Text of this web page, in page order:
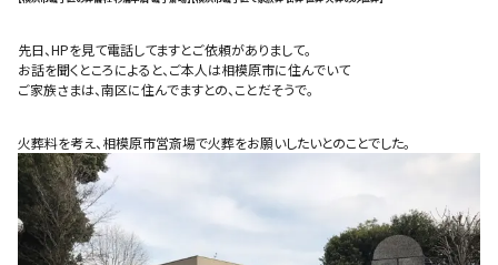
先日、HPを見て電話してますとご依頼がありまして。
お話を聞くところによると、ご本人は相模原市に住んでいて
ご家族さまは、南区に住んでますとの、ことだそうで。
火葬料を考え、相模原市営斎場で火葬をお願いしたいとのことでした。